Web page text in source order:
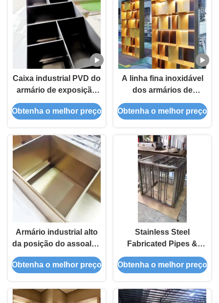
alcova
Caixa industrial PVD do
armário de exposição
do metal SS316 alto que
colore o ODM
Obtenha o melhor preço
A linha fina inoxidável
dos armários de
exposição do metal do
escritório do TUV perla
Obtenha o melhor preço
Armário industrial alto
da posição do assoalho
do armário de
exposição SUS304 do
Obtenha o melhor preço
Stainless Steel
Fabricated Pipes &
Tubes Custom Tanks
Obtenha o melhor preço